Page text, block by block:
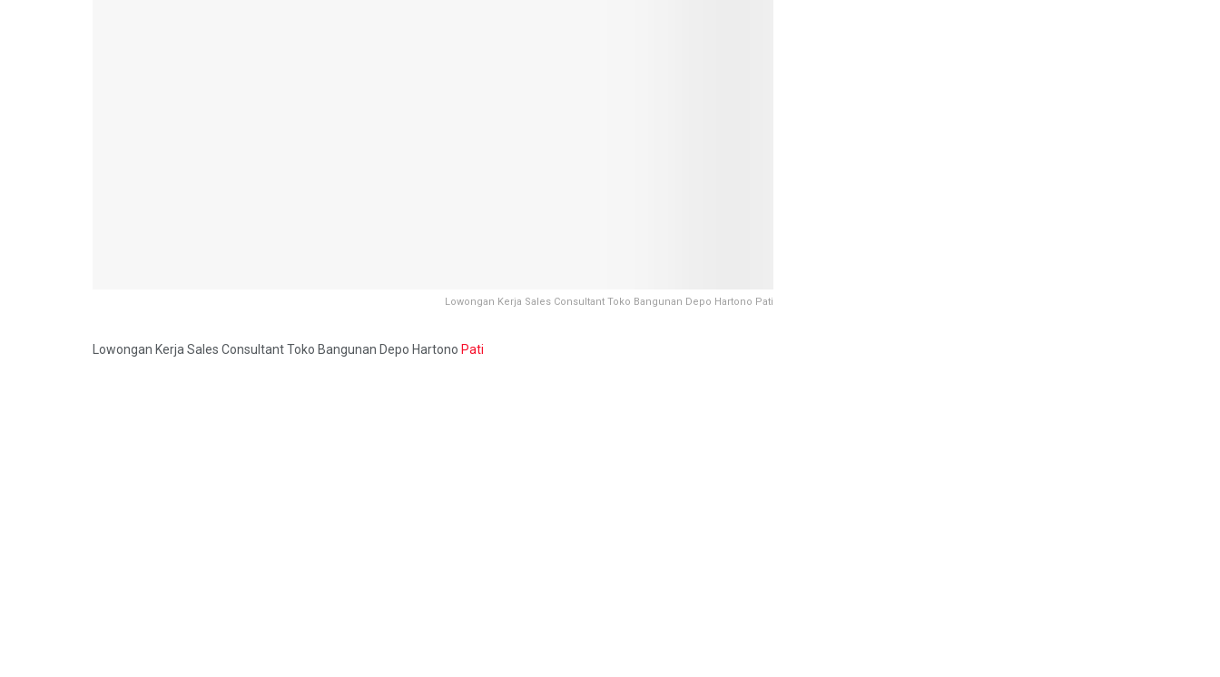
Lowongan Kerja Sales Consultant Toko Bangunan Depo Hartono Pati
Lowongan Kerja Sales Consultant Toko Bangunan Depo Hartono Pati